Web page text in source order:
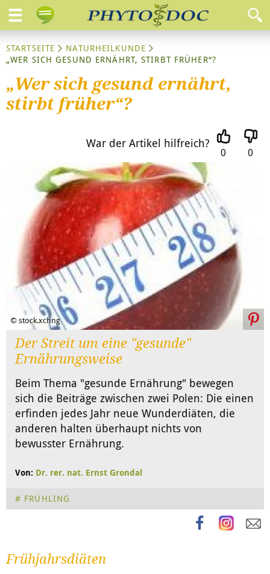
STARTSEITE
NATURHEILKUNDE
„WER SICH GESUND ERNÄHRT, STIRBT FRÜHER“?
„Wer sich gesund ernährt,
stirbt früher“?
War der Artikel hilfreich?
0 0
© stock.xchng
Der Streit um eine "gesunde"
Ernährungsweise
Beim Thema "gesunde Ernährung" bewegen
sich die Beiträge zwischen zwei Polen: Die einen
erfinden jedes Jahr neue Wunderdiäten, die
anderen halten überhaupt nichts von
bewusster Ernährung.
Von: Dr. rer. nat. Ernst Grondal
FRÜHLING
Frühjahrsdiäten